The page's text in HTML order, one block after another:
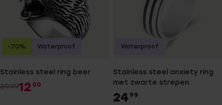
Stainless steel ring beer
39.9912 00
-70% Waterproof
Stainless steel anxiety ring
met zwarte strepen
24 99
Waterproof